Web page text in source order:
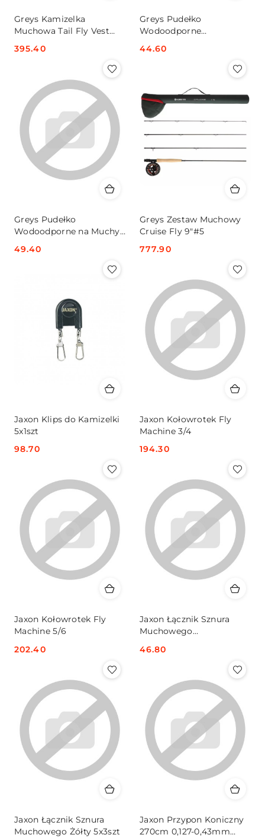
Greys Kamizelka
Muchowa Tail Fly Vest
Cena:
395.40
Greys Pudełko
Wodoodporne
Cena:
44.60
Greys Pudełko
Wodoodporne na Muchy
Cena:
49.40
Greys Zestaw Muchowy
Cruise Fly 9"#5
Cena:
777.90
Jaxon Klips do Kamizelki
5x1szt
Cena:
98.70
Jaxon Kołowrotek Fly
Machine 3/4
Cena:
194.30
Jaxon Kołowrotek Fly
Machine 5/6
Cena:
202.40
Jaxon Łącznik Sznura
Muchowego
Cena:
46.80
Jaxon Łącznik Sznura
Muchowego Żółty 5x3szt
Jaxon Przypon Koniczny
270cm 0,127-0,43mm